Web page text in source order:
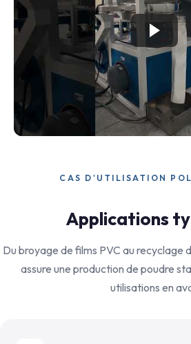
CAS D'UTILISATION
Applications
Du broyage de films PVC au recyclage
assure une production de poudre
utilisations en